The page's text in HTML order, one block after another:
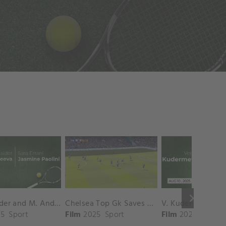
keyboard_arrow_right
D. Shnaider and M. Andreeva vs. S. Errani and J. Paolini Match Highlights - ROME_Campo Centrale ( May 16, 2025)
Sport
Chelsea Top Gk Saves vs. Crystal Palace
Film 2025 Sport Film 2025